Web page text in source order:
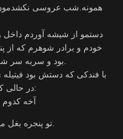
دستمو از شیشه آوردم داخل
خودم و برادر شوهرم که از
با فندکی که دستش بود
در حالی که قهقه میزد گفت:
-آخه کدوم